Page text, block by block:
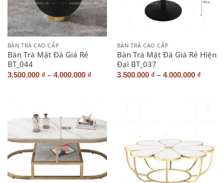
BÀN TRÀ CAO CẤP
Bàn Trà Mặt Đá Giá Rẻ
BT_044
3.500.000 ₫ – 4.000.000 ₫
BÀN TRÀ CAO CẤP
Bàn Trà Mặt Đá Giá Rẻ Hiện
Đại BT_037
3.500.000 ₫ – 4.000.000 ₫